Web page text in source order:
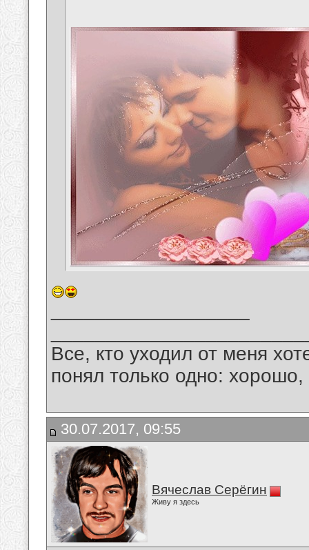
Все, кто уходил от меня
понял только одно:
30.07.2017, 09:55
Вячеслав Серёгин
Живу я здесь